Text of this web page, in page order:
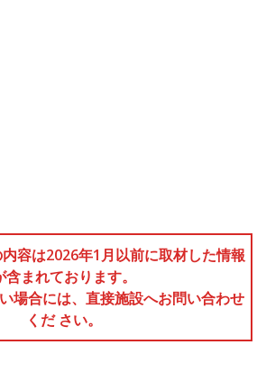
容は2026年1月以前に取材した情報
含まれております。
場合には、直接施設へお問い合わせ
くだ さい。